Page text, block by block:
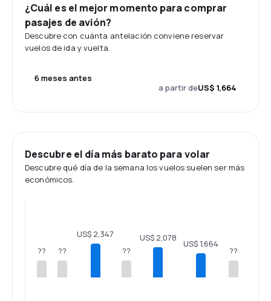
¿Cuál es el mejor momento para comprar
pasajes de avión?
Descubre con cuánta antelación conviene reservar
vuelos de ida y vuelta.
6 meses antes
a partir deUS$ 1,664
Descubre el día más barato para volar
Descubre qué día de la semana los vuelos suelen ser más
económicos.
?? ??
US$ 2,347
??
US$ 2,078
US$ 1,664
??